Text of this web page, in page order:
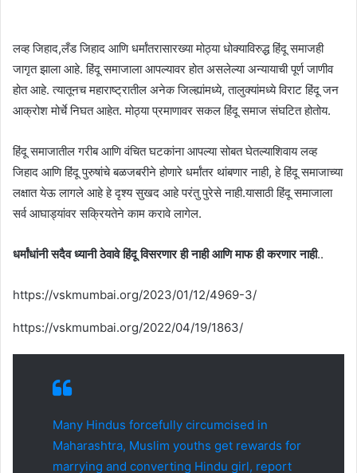
लव्ह जिहाद,लँड जिहाद आणि धर्मांतरासारख्या मोठ्या धोक्याविरुद्ध हिंदू समाजही
जागृत झाला आहे. हिंदू समाजाला आपल्यावर होत असलेल्या अन्यायाची पूर्ण जाणीव
होत आहे. त्यातूनच महाराष्ट्रातील अनेक जिल्ह्यांमध्ये, तालुक्यांमध्ये विराट हिंदू जन
आक्रोश मोर्चे निघत आहेत. मोठ्या प्रमाणावर सकल हिंदू समाज संघटित होतोय.
हिंदू समाजातील गरीब आणि वंचित घटकांना आपल्या सोबत घेतल्याशिवाय लव्ह
जिहाद आणि हिंदू पुरुषांचे बळजबरीने होणारे धर्मांतर थांबणार नाही, हे हिंदू समाजाच्या
लक्षात येऊ लागले आहे हे दृश्य सुखद आहे परंतु पुरेसे नाही.यासाठी हिंदू समाजाला
सर्व आघाड्यांवर सक्रियतेने काम करावे लागेल.
धर्मांधांनी सदैव ध्यानी ठेवावे हिंदू विसरणार ही नाही आणि माफ ही करणार नाही..
https://vskmumbai.org/2023/01/12/4969-3/
https://vskmumbai.org/2022/04/19/1863/
Many Hindus forcefully circumcised in
Maharashtra, Muslim youths get rewards for
marrying and converting Hindu girl, report